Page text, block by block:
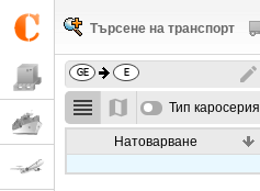
Търсене на транспорт
Тип каросерия
Натоварване